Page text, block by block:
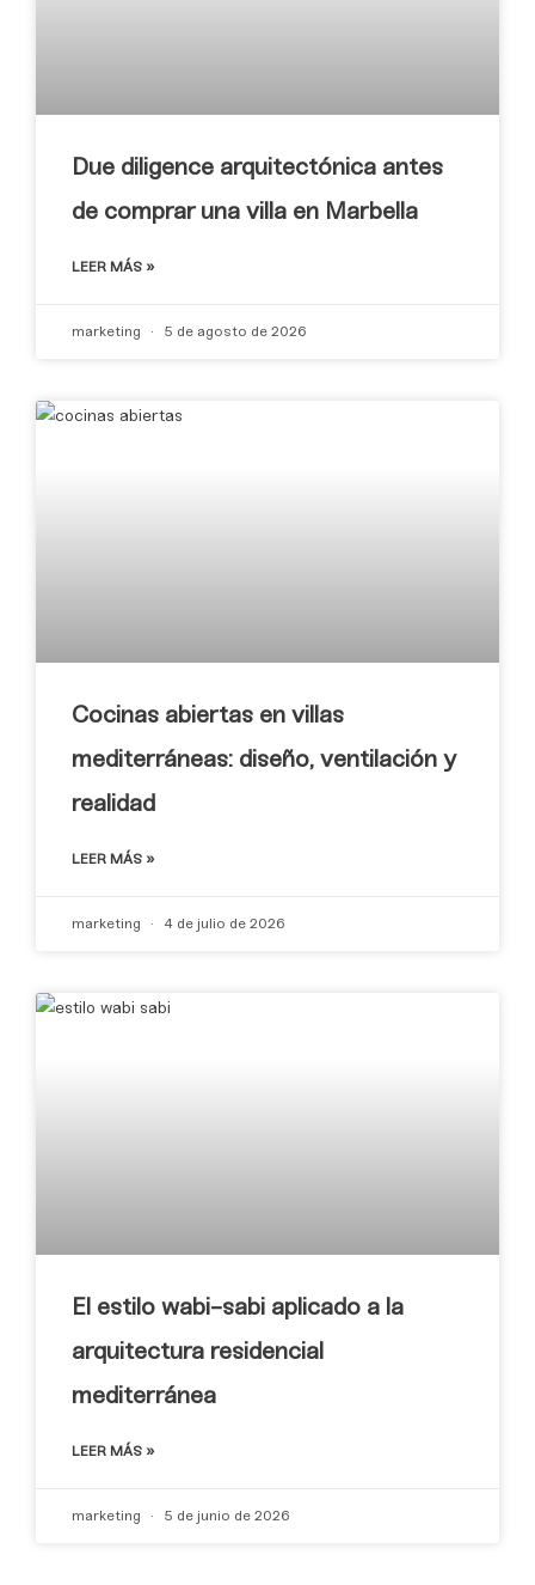
Due diligence arquitectónica antes
de comprar una villa en Marbella
LEER MÁS »
marketing 5 de agosto de 2026
Cocinas abiertas en villas
mediterráneas: diseño, ventilación y
realidad
LEER MÁS »
marketing 4 de julio de 2026
El estilo wabi-sabi aplicado a la
arquitectura residencial
mediterránea
LEER MÁS »
marketing 5 de junio de 2026